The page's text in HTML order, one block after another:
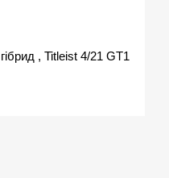
, Titleist 4/21 GT1